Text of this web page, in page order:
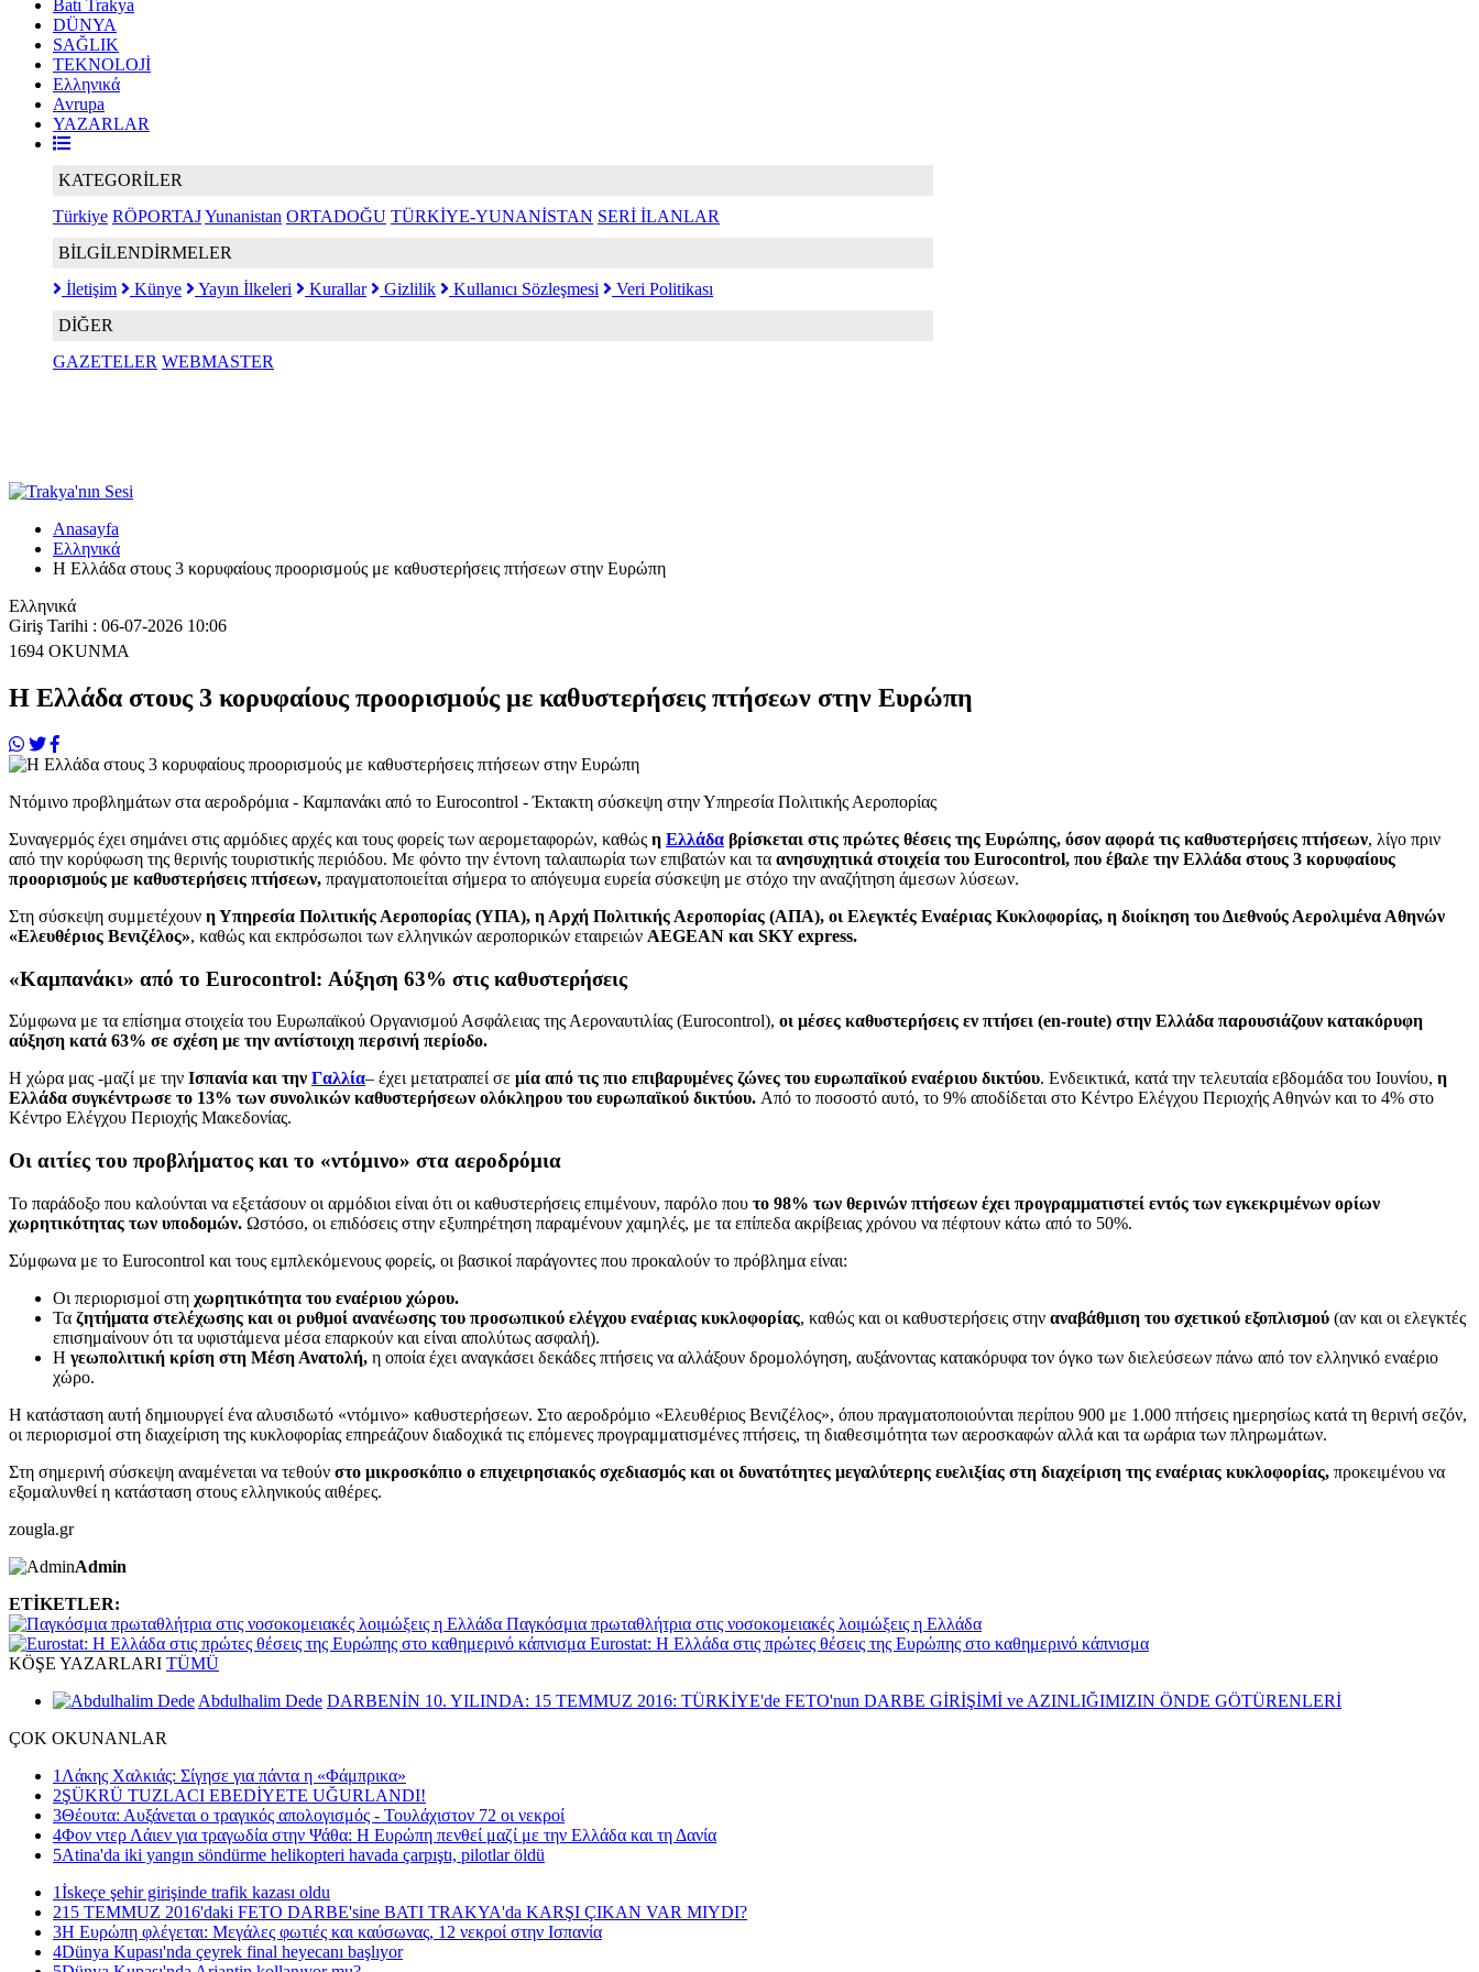
Batı Trakya
DÜNYA
SAĞLIK
TEKNOLOJİ
Ελληνικά
Avrupa
YAZARLAR
KATEGORİLER
Türkiye RÖPORTAJYunanistan ORTADOĞU TÜRKİYE-YUNANİSTAN SERİ İLANLAR
BİLGİLENDİRMELER
İletişim
Künye Yayın İlkeleri Kurallar Gizlilik Kullanıcı Sözleşmesi
Veri Politikası
DİĞER
GAZETELER WEBMASTER
Anasayfa
Ελληνικά
Η Ελλάδα στους 3 κορυφαίους προορισμούς με καθυστερήσεις πτήσεων στην Ευρώπη
Ελληνικά
Giriş Tarihi : 06-07-2026 10:06
1694 OKUNMA
Η Ελλάδα στους 3 κορυφαίους προορισμούς με καθυστερήσεις πτήσεων στην Ευρώπη
Ντόμινο προβλημάτων στα αεροδρόμια - Καμπανάκι από το Eurocontrol - Έκτακτη σύσκεψη στην Υπηρεσία Πολιτικής Αεροπορίας
Συναγερμός έχει σημάνει στις αρμόδιες αρχές και τους φορείς των αερομεταφορών, καθώς η Ελλάδα βρίσκεται στις πρώτες θέσεις της Ευρώπης, όσον αφορά τις καθυστερήσεις πτήσεων, λίγο πριν
από την κορύφωση της θερινής τουριστικής περιόδου. Με φόντο την έντονη ταλαιπωρία των επιβατών και τα ανησυχητικά στοιχεία του Eurocontrol, που έβαλε την Ελλάδα στους 3 κορυφαίους
προορισμούς με καθυστερήσεις πτήσεων, πραγματοποιείται σήμερα το απόγευμα ευρεία σύσκεψη με στόχο την αναζήτηση άμεσων λύσεων.
Στη σύσκεψη συμμετέχουν η Υπηρεσία Πολιτικής Αεροπορίας (ΥΠΑ), η Αρχή Πολιτικής Αεροπορίας (ΑΠΑ), οι Ελεγκτές Εναέριας Κυκλοφορίας, η διοίκηση του Διεθνούς Αερολιμένα Αθηνών
«Ελευθέριος Βενιζέλος», καθώς και εκπρόσωποι των ελληνικών αεροπορικών εταιρειών AEGEAN και SKY express.
«Καμπανάκι» από το Eurocontrol: Αύξηση 63% στις καθυστερήσεις
Σύμφωνα με τα επίσημα στοιχεία του Ευρωπαϊκού Οργανισμού Ασφάλειας της Αεροναυτιλίας (Eurocontrol), οι μέσες καθυστερήσεις εν πτήσει (en-route) στην Ελλάδα παρουσιάζουν κατακόρυφη
αύξηση κατά 63% σε σχέση με την αντίστοιχη περσινή περίοδο.
Η χώρα μας -μαζί με την Ισπανία και την Γαλλία– έχει μετατραπεί σε μία από τις πιο επιβαρυμένες ζώνες του ευρωπαϊκού εναέριου δικτύου. Ενδεικτικά, κατά την τελευταία εβδομάδα του Ιουνίου, η
Ελλάδα συγκέντρωσε το 13% των συνολικών καθυστερήσεων ολόκληρου του ευρωπαϊκού δικτύου. Από το ποσοστό αυτό, το 9% αποδίδεται στο Κέντρο Ελέγχου Περιοχής Αθηνών και το 4% στο
Κέντρο Ελέγχου Περιοχής Μακεδονίας.
Οι αιτίες του προβλήματος και το «ντόμινο» στα αεροδρόμια
Το παράδοξο που καλούνται να εξετάσουν οι αρμόδιοι είναι ότι οι καθυστερήσεις επιμένουν, παρόλο που το 98% των θερινών πτήσεων έχει προγραμματιστεί εντός των εγκεκριμένων ορίων
χωρητικότητας των υποδομών. Ωστόσο, οι επιδόσεις στην εξυπηρέτηση παραμένουν χαμηλές, με τα επίπεδα ακρίβειας χρόνου να πέφτουν κάτω από το 50%.
Σύμφωνα με το Eurocontrol και τους εμπλεκόμενους φορείς, οι βασικοί παράγοντες που προκαλούν το πρόβλημα είναι:
Οι περιορισμοί στη χωρητικότητα του εναέριου χώρου.
Τα ζητήματα στελέχωσης και οι ρυθμοί ανανέωσης του προσωπικού ελέγχου εναέριας κυκλοφορίας, καθώς και οι καθυστερήσεις στην αναβάθμιση του σχετικού εξοπλισμού (αν και οι ελεγκτές
επισημαίνουν ότι τα υφιστάμενα μέσα επαρκούν και είναι απολύτως ασφαλή).
Η γεωπολιτική κρίση στη Μέση Ανατολή, η οποία έχει αναγκάσει δεκάδες πτήσεις να αλλάξουν δρομολόγηση, αυξάνοντας κατακόρυφα τον όγκο των διελεύσεων πάνω από τον ελληνικό εναέριο
χώρο.
Η κατάσταση αυτή δημιουργεί ένα αλυσιδωτό «ντόμινο» καθυστερήσεων. Στο αεροδρόμιο «Ελευθέριος Βενιζέλος», όπου πραγματοποιούνται περίπου 900 με 1.000 πτήσεις ημερησίως κατά τη θερινή σεζόν,
οι περιορισμοί στη διαχείριση της κυκλοφορίας επηρεάζουν διαδοχικά τις επόμενες προγραμματισμένες πτήσεις, τη διαθεσιμότητα των αεροσκαφών αλλά και τα ωράρια των πληρωμάτων.
Στη σημερινή σύσκεψη αναμένεται να τεθούν στο μικροσκόπιο ο επιχειρησιακός σχεδιασμός και οι δυνατότητες μεγαλύτερης ευελιξίας στη διαχείριση της εναέριας κυκλοφορίας, προκειμένου να
εξομαλυνθεί η κατάσταση στους ελληνικούς αιθέρες.
zougla.gr
Admin
ETİKETLER:
Παγκόσμια πρωταθλήτρια στις νοσοκομειακές λοιμώξεις η Ελλάδα
Eurostat: Η Ελλάδα στις πρώτες θέσεις της Ευρώπης στο καθημερινό κάπνισμα
KÖŞE YAZARLARI TÜMÜ
Abdulhalim Dede DARBENİN 10. YILINDA: 15 TEMMUZ 2016: TÜRKİYE'de FETO'nun DARBE GİRİŞİMİ ve AZINLIĞIMIZIN ÖNDE GÖTÜRENLERİ
ÇOK OKUNANLAR
1 Λάκης Χαλκιάς: Σίγησε για πάντα η «Φάμπρικα»
2ŞÜKRÜ TUZLACI EBEDİYETE UĞURLANDI!
3Θέουτα: Αυξάνεται ο τραγικός απολογισμός - Τουλάχιστον 72 οι νεκροί
4Φον ντερ Λάιεν για τραγωδία στην Ψάθα: Η Ευρώπη πενθεί μαζί με την Ελλάδα και τη Δανία
5Atina'da iki yangın söndürme helikopteri havada çarpıştı, pilotlar öldü
1İskeçe şehir girişinde trafik kazası oldu
215 TEMMUZ 2016'daki FETO DARBE'sine BATI TRAKYA'da KARŞI ÇIKAN VAR MIYDI?
3Η Ευρώπη φλέγεται: Μεγάλες φωτιές και καύσωνας, 12 νεκροί στην Ισπανία
4Dünya Kupası'nda çeyrek final heyecanı başlıyor